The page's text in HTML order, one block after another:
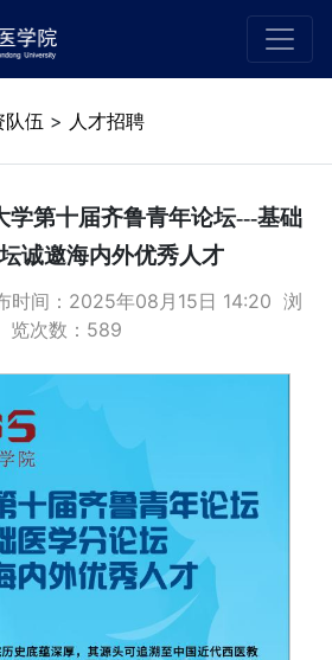
队伍 > 人才招聘
学第十届齐鲁青年论坛---基础
诚邀海内外优秀人才
间：2025年08月15日 14:20 浏
览次数： 589